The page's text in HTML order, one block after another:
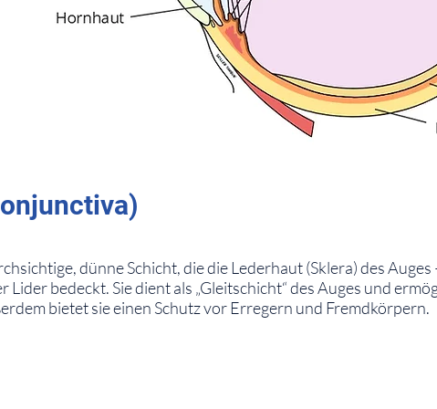
dünne Schicht, die die Lederhaut (Sklera) des Auges
Lider bedeckt. Sie dient als „Gleitschicht“ des Auges und
bietet sie einen Schutz vor Erregern und Fremdkörpern.